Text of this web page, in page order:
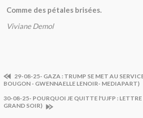
Comme des pétales brisées.
Viviane Demol
29-08-25- GAZA : TRUMP SE MET AU
BOUGON - GWENNAELLE LENOIR- MEDIAPART)
30-08-25- POURQUOI JE QUITTE l'UJFP :
GRAND SOIR)